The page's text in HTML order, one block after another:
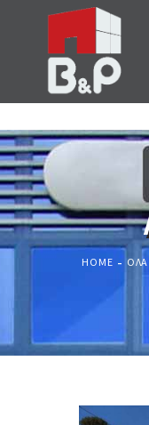
HOME
ΑΡΧΙΚΉ
Η
ΈΡΓΑ